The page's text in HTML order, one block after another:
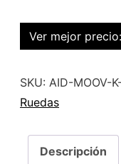
Ver mejor precio:
SKU: AID-MOOV-
Ruedas
Descripción